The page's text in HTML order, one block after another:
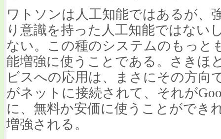
ワトソンは人工知能ではあるが、
り意識を持った人工知能ではない
ない。この種のシステムのもっと
能増強に使うことである。さきほ
ビスへの応用は、まさにその方向
がネットに接続されて、それが
に、無料か安価に使うことができ
増強される。